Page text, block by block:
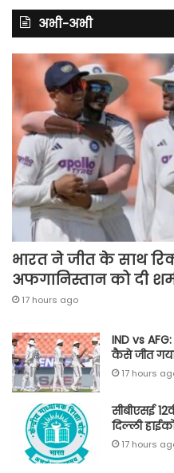
अभी-अभी
भारत ने जीत के साथ
अफगानिस्तान को दी
17 hours ago
IND vs
कैसे जीत
17 hours
सीबीएसई
दिल्ली
17 hours